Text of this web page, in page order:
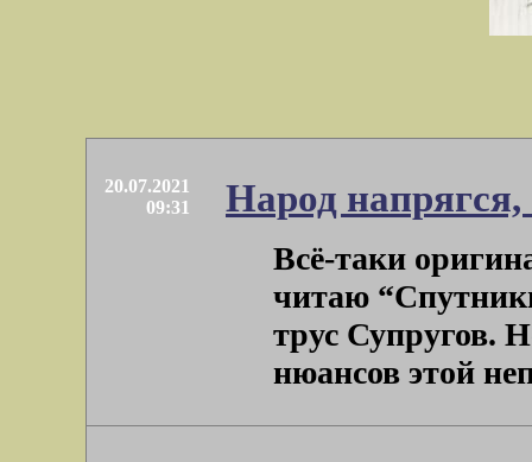
20.07.2021
09:31
Народ
Всё-таки
читаю
трус Супругов.
нюансов этой